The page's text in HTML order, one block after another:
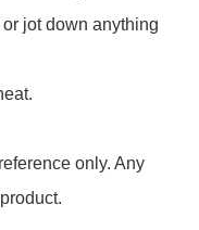
jot down anything
only. Any